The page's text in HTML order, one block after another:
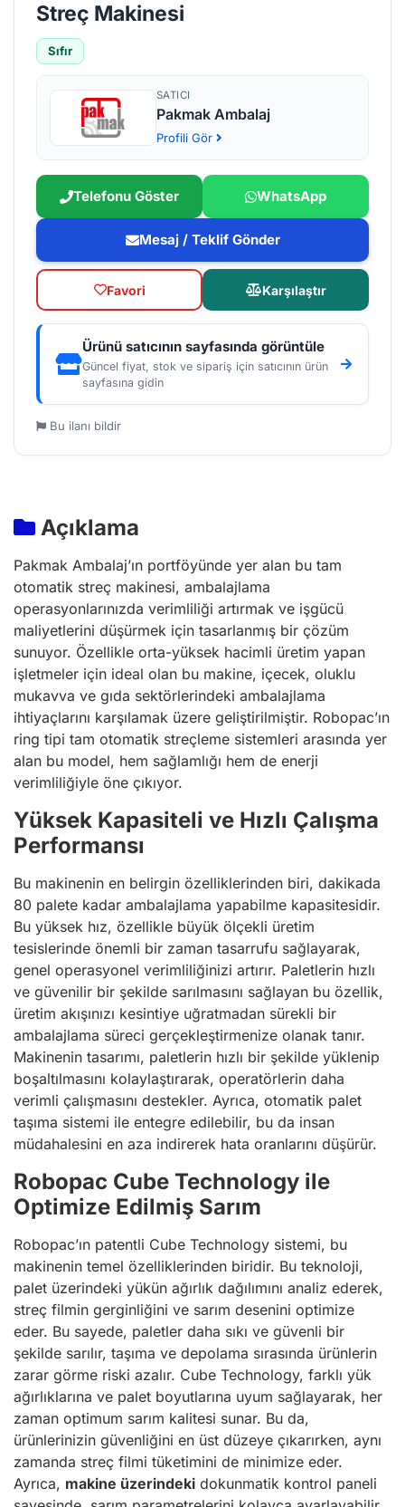
Streç Makinesi
Sıfır
SATICI
Pakmak Ambalaj
Profili Gör
Telefonu Göster WhatsApp
Mesaj / Teklif Gönder
Favori Karşılaştır
Ürünü satıcının sayfasında görüntüle
Güncel fiyat, stok ve sipariş için satıcının ürün
sayfasına gidin
Bu ilanı bildir
Açıklama
Pakmak Ambalaj’ın portföyünde yer alan bu tam
otomatik streç makinesi, ambalajlama
operasyonlarınızda verimliliği artırmak ve işgücü
maliyetlerini düşürmek için tasarlanmış bir çözüm
sunuyor. Özellikle orta-yüksek hacimli üretim yapan
işletmeler için ideal olan bu makine, içecek, oluklu
mukavva ve gıda sektörlerindeki ambalajlama
ihtiyaçlarını karşılamak üzere geliştirilmiştir. Robopac’ın
ring tipi tam otomatik streçleme sistemleri arasında yer
alan bu model, hem sağlamlığı hem de enerji
verimliliğiyle öne çıkıyor.
Yüksek Kapasiteli ve Hızlı Çalışma
Performansı
Bu makinenin en belirgin özelliklerinden biri, dakikada
80 palete kadar ambalajlama yapabilme kapasitesidir.
Bu yüksek hız, özellikle büyük ölçekli üretim
tesislerinde önemli bir zaman tasarrufu sağlayarak,
genel operasyonel verimliliğinizi artırır. Paletlerin hızlı
ve güvenilir bir şekilde sarılmasını sağlayan bu özellik,
üretim akışınızı kesintiye uğratmadan sürekli bir
ambalajlama süreci gerçekleştirmenize olanak tanır.
Makinenin tasarımı, paletlerin hızlı bir şekilde yüklenip
boşaltılmasını kolaylaştırarak, operatörlerin daha
verimli çalışmasını destekler. Ayrıca, otomatik palet
taşıma sistemi ile entegre edilebilir, bu da insan
müdahalesini en aza indirerek hata oranlarını düşürür.
Robopac Cube Technology ile
Optimize Edilmiş Sarım
Robopac’ın patentli Cube Technology sistemi, bu
makinenin temel özelliklerinden biridir. Bu teknoloji,
palet üzerindeki yükün ağırlık dağılımını analiz ederek,
streç filmin gerginliğini ve sarım desenini optimize
eder. Bu sayede, paletler daha sıkı ve güvenli bir
şekilde sarılır, taşıma ve depolama sırasında ürünlerin
zarar görme riski azalır. Cube Technology, farklı yük
ağırlıklarına ve palet boyutlarına uyum sağlayarak, her
zaman optimum sarım kalitesi sunar. Bu da,
ürünlerinizin güvenliğini en üst düzeye çıkarırken, aynı
zamanda streç filmi tüketimini de minimize eder.
Ayrıca, makine üzerindeki dokunmatik kontrol paneli